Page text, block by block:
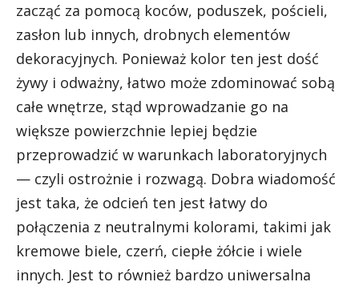
zacząć za pomocą koców, poduszek, pościeli,
zasłon lub innych, drobnych elementów
dekoracyjnych. Ponieważ kolor ten jest dość
żywy i odważny, łatwo może zdominować sobą
całe wnętrze, stąd wprowadzanie go na
większe powierzchnie lepiej będzie
przeprowadzić w warunkach laboratoryjnych
— czyli ostrożnie i rozwagą. Dobra wiadomość
jest taka, że odcień ten jest łatwy do
połączenia z neutralnymi kolorami, takimi jak
kremowe biele, czerń, ciepłe żółcie i wiele
innych. Jest to również bardzo uniwersalna